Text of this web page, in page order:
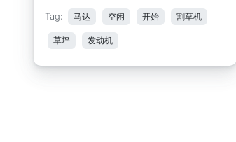
Tag: 马达 空闲 开始 割草机
草坪 发动机